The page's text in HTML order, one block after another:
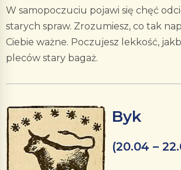
W samopoczuciu pojawi się chęć
starych spraw. Zrozumiesz, co tak
Ciebie ważne. Poczujesz lekkość,
pleców stary bagaż.
Byk
(20.04 –